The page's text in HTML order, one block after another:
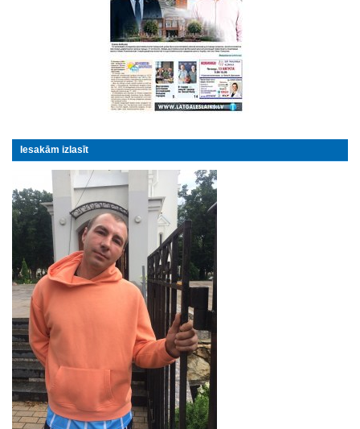
Iesakām izlasīt